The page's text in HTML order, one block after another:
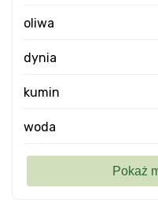
oliwa
dynia
kumin
woda